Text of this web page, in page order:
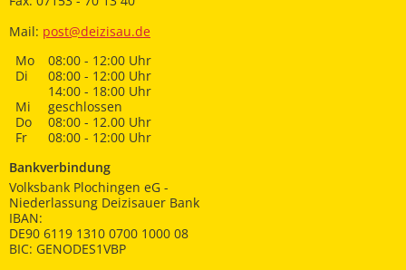
Mail: post@deizisau.de
Mo
08:00 - 12:00 Uhr
Di
08:00 - 12:00 Uhr
14:00 - 18:00 Uhr
Mi
geschlossen
Do
08:00 - 12.00 Uhr
Fr
08:00 - 12:00 Uhr
Bankverbindung
Volksbank Plochingen eG -
Niederlassung Deizisauer Bank
IBAN:
DE90 6119 1310 0700 1000 08
BIC: GENODES1VBP